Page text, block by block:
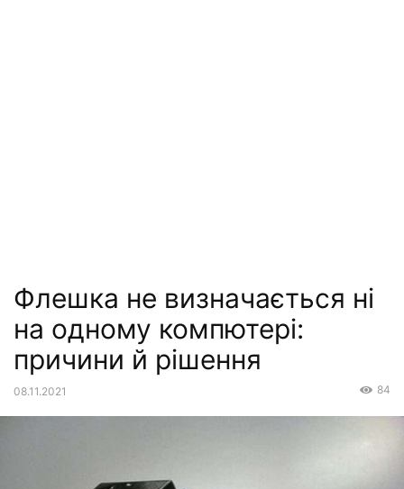
Флешка не визначається ні
на одному компютері:
причини й рішення
08.11.2021 84